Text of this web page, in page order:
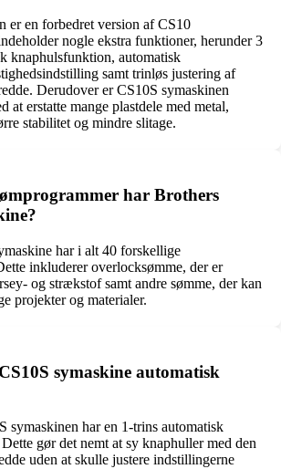
er en forbedret version af CS10
nogle ekstra funktioner, herunder 3
knaphulsfunktion, automatisk
samt trinløs justering af
Derudover er CS10S symaskinen
at erstatte mange plastdele med metal,
stabilitet og mindre slitage.
har Brothers
har i alt 40 forskellige
inkluderer overlocksømme, der er
og strækstof samt andre sømme, der kan
projekter og materialer.
symaskine automatisk
symaskinen har en 1-trins automatisk
gør det nemt at sy knaphuller med den
uden at skulle justere indstillingerne